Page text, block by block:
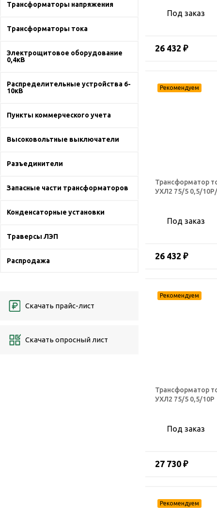
Трансформаторы напряжения
Трансформаторы тока
Электрощитовое оборудование
0,4кВ
Распределительные устройства 6-
10кВ
Пункты коммерческого учета
Высоковольтные выключатели
Разъединители
Запасные части трансформаторов
Конденсаторные установки
Траверсы ЛЭП
Распродажа
Скачать прайс-лист
Скачать опросный лист
Под заказ
26 432 ₽
Трансформатор
УХЛ2 75/5 0,5/
Под заказ
26 432 ₽
Трансформатор
УХЛ2 75/5 0,5/10Р
Под заказ
27 730 ₽